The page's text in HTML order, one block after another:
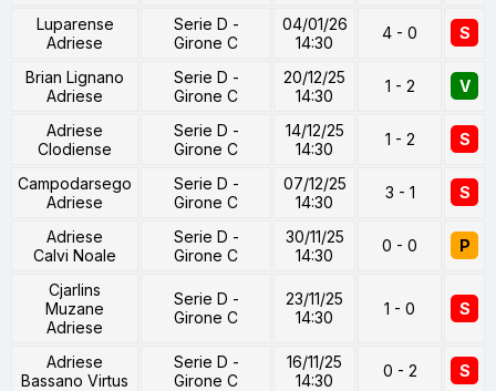
Luparense
Adriese
Serie D -
Girone C
04/01/26
14:30
4 - 0 S
Brian Lignano
Adriese
Serie D -
Girone C
20/12/25
14:30
1 - 2 V
Adriese
Clodiense
Serie D -
Girone C
14/12/25
14:30
1 - 2 S
Campodarsego
Adriese
Serie D -
Girone C
07/12/25
14:30
3 - 1 S
Adriese
Calvi Noale
Serie D -
Girone C
30/11/25
14:30
0 - 0 P
Cjarlins
Muzane
Adriese
Serie D -
Girone C
23/11/25
14:30
1 - 0 S
Adriese
Bassano Virtus
Serie D -
Girone C
16/11/25
14:30
0 - 2 S